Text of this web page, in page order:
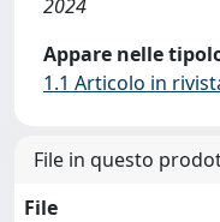
2024
Appare nelle
1.1 Articolo in
File in questo
File